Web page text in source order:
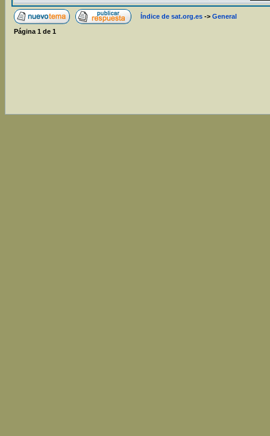
Índice de sat.org.es -> General
Página 1 de 1